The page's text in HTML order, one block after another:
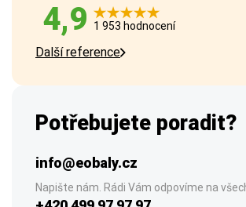
4,9 1 953 hodnocení
Další reference
Potřebujete poradit?
info@eobaly.cz
Napište nám. Rádi Vám odpovíme na